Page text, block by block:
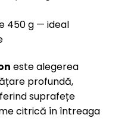
450 g — ideal
este alegerea
profundă,
suprafețe
citrică în întreaga